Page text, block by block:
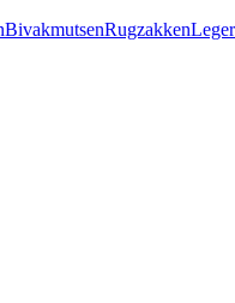
BivakmutsenRugzakken